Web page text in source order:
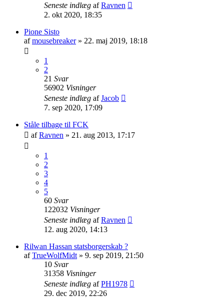
Seneste indlæg afRavnen
2. okt 2020, 18:35
Pione Sisto
afmousebreaker» 22. maj 2019, 18:18
1
2
21 Svar
56902 Visninger
Seneste indlæg afJacob
7. sep 2020, 17:09
Ståle tilbage til FCK
afRavnen » 21. aug 2013, 17:17
1
2
3
4
5
60 Svar
122032 Visninger
Seneste indlæg afRavnen
12. aug 2020, 14:13
Rilwan Hassan statsborgerskab ?
afTrueWolfMidt » 9. sep 2019, 21:50
10 Svar
31358 Visninger
Seneste indlæg afPH1978
29. dec 2019, 22:26